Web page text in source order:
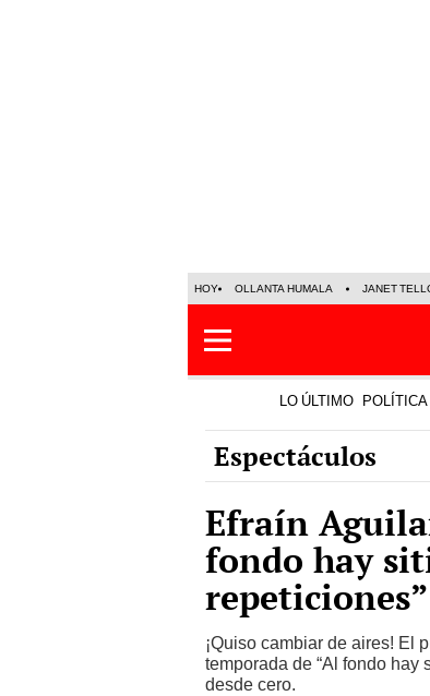
HOY OLLANTA HUMALA JANET
LO ÚLTIMO POLÍTICA
Espectáculos
Efraín
fondo hay
repeticiones”
¡Quiso cambiar de aires! El
temporada de “Al fondo hay
desde cero.